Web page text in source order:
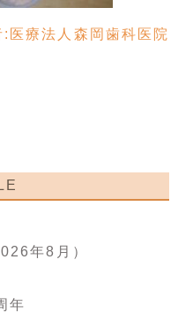
: 医療法人森岡歯科医院
年8月）
年